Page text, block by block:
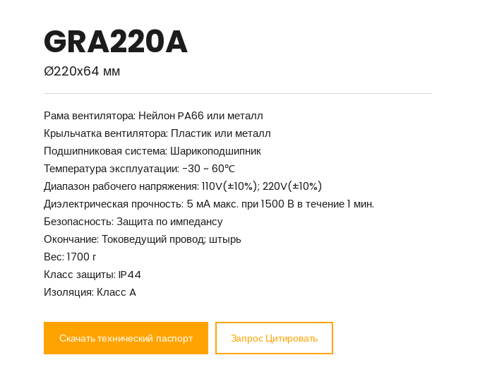
GRA220A
Ø220x64 мм
Рама вентилятора: Нейлон PA66 или металл
Крыльчатка вентилятора: Пластик или металл
Подшипниковая система: Шарикоподшипник
Температура эксплуатации: -30 ~ 60℃
Диапазон рабочего напряжения: 110V(±10%); 220V(±10%)
Диэлектрическая прочность: 5 мА макс. при 1500 В в течение 1 мин.
Безопасность: Защита по импедансу
Окончание: Токоведущий провод; штырь
Вес: 1700 г
Класс защиты: IP44
Изоляция: Класс A
Скачать технический паспорт Запрос Цитировать